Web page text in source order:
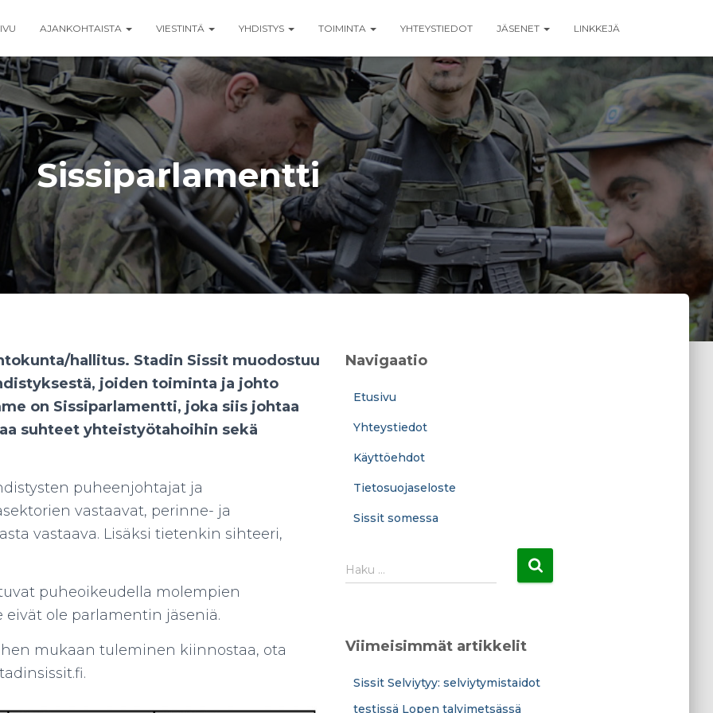
AJANKOHTAISTA VIESTINTÄ YHDISTYS TOIMINTA YHTEYSTIEDOT JÄSENET LINKKEJÄ
Sissiparlamentti
hallitus. Stadin Sissit muodostuu
joiden toiminta ja johto
on Sissiparlamentti, joka siis johtaa
suhteet yhteistyötahoihin sekä
puheenjohtajat ja
vastaavat, perinne- ja
vastaava. Lisäksi tietenkin sihteeri,
puheoikeudella molempien
ole parlamentin jäseniä.
mukaan tuleminen kiinnostaa, ota
Navigaatio
Etusivu
Yhteystiedot
Käyttöehdot
Tietosuojaseloste
Sissit somessa
H
a
Haku …
Viimeisimmät artikkelit
Sissit Selviytyy: selviytymistaidot
testissä Lopen talvimetsässä